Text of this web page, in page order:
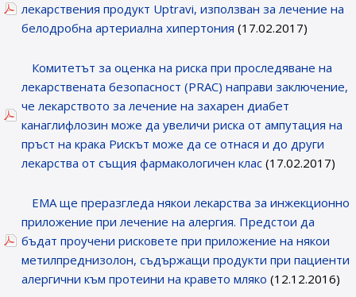
лекарствения продукт Uptravi, използван за лечение на
белодробна артериална хипертония (17.02.2017)
Комитетът за оценка на риска при проследяване на
лекарствената безопасност (PRAC) направи заключение,
че лекарството за лечение на захарен диабет
канаглифлозин може да увеличи риска от ампутация на
пръст на крака Рискът може да се отнася и до други
лекарства от същия фармакологичен клас (17.02.2017)
EMA ще преразгледа някои лекарства за инжекционно
приложение при лечение на алергия. Предстои да
бъдат проучени рисковете при приложение на някои
метилпреднизолон, съдържащи продукти при пациенти
алергични към протеини на кравето мляко (12.12.2016)